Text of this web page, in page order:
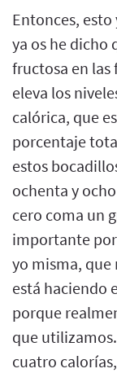
Entonces, esto
ya os he dicho
fructosa en las
eleva los
calórica, que
porcentaje
estos
ochenta y
cero coma un
importante
yo misma, que
está haciendo
porque
que
cuatro